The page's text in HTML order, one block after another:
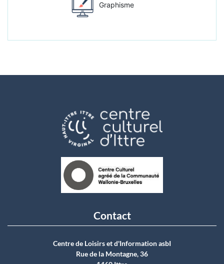
Graphisme
Contact
Centre de Loisirs et d'Information asbI
Rue de la Montagne, 36